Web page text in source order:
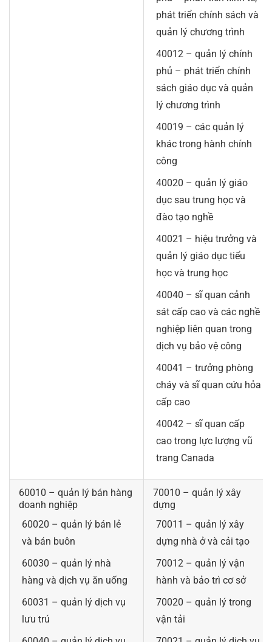
phát triển chính sách và
quản lý chương trình
40012 – quản lý chính
phủ – phát triển chính
sách giáo dục và quản
lý chương trình
40019 – các quản lý
khác trong hành chính
công
40020 – quản lý giáo
dục sau trung học và
đào tạo nghề
40021 – hiệu trưởng và
quản lý giáo dục tiểu
học và trung học
40040 – sĩ quan cảnh
sát cấp cao và các nghề
nghiệp liên quan trong
dịch vụ bảo vệ công
40041 – trưởng phòng
cháy và sĩ quan cứu hỏa
cấp cao
40042 – sĩ quan cấp
cao trong lực lượng vũ
trang Canada
60010 – quản lý bán hàng
doanh nghiệp
60020 – quản lý bán lẻ
và bán buôn
60030 – quản lý nhà
hàng và dịch vụ ăn uống
60031 – quản lý dịch vụ
lưu trú
70010 – quản lý xây
dựng
70011 – quản lý xây
dựng nhà ở và cải tạo
70012 – quản lý vận
hành và bảo trì cơ sở
70020 – quản lý trong
vận tải